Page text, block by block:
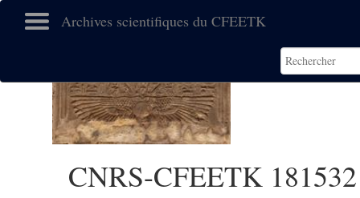
Archives scientifiques du CFEETK
CNRS-CFEETK 181532